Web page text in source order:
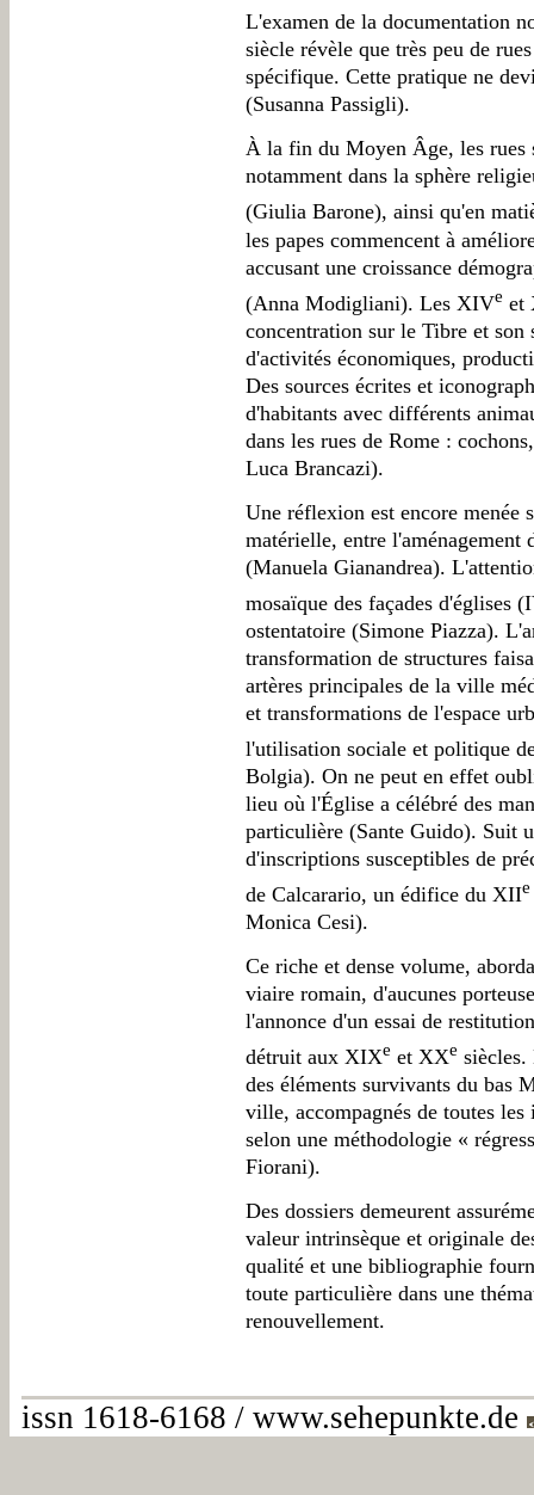
L'examen de la documentation
siècle révèle que très peu de
spécifique. Cette pratique ne
(Susanna Passigli).
À la fin du Moyen Âge, les rues
notamment dans la sphère
(Giulia Barone), ainsi qu'en
les papes commencent à
accusant une croissance
(Anna Modigliani). Les XIVe et
concentration sur le Tibre et
d'activités économiques,
Des sources écrites et
d'habitants avec différents
dans les rues de Rome :
Luca Brancazi).
Une réflexion est encore menée
matérielle, entre l'aménagement
(Manuela Gianandrea).
mosaïque des façades d'églises
ostentatoire (Simone Piazza).
transformation de structures
artères principales de la ville
et transformations de l'espace
l'utilisation sociale et politique
Bolgia). On ne peut en effet
lieu où l'Église a célébré des
particulière (Sante Guido). Suit
d'inscriptions susceptibles de
de Calcarario, un édifice du XIIe
Monica Cesi).
Ce riche et dense volume,
viaire romain, d'aucunes
l'annonce d'un essai de
détruit aux XIXe et XXe siècles.
des éléments survivants du bas
ville, accompagnés de toutes
selon une méthodologie «
Fiorani).
Des dossiers demeurent
valeur intrinsèque et originale
qualité et une bibliographie
toute particulière dans une
renouvellement.
issn 1618-6168 / www.sehepunkte.de